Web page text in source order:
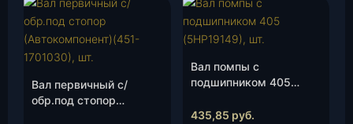
Вал первичный с/
обр.под стопор
Вал помпы с
подшипником 405
435,85 руб.